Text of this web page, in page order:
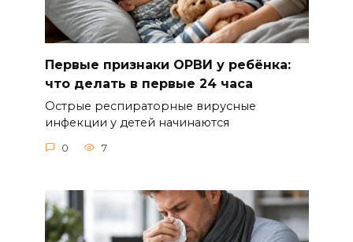
Первые признаки ОРВИ у ребёнка:
что делать в первые 24 часа
Острые респираторные вирусные
инфекции у детей начинаются
0 7